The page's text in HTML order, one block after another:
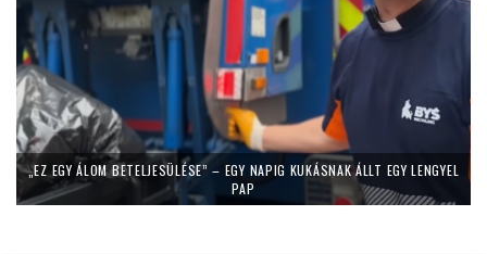
„EZ EGY ÁLOM BETELJESÜLÉSE” – EGY NAPIG KUKÁSNAK ÁLLT EGY LENGYEL
PAP